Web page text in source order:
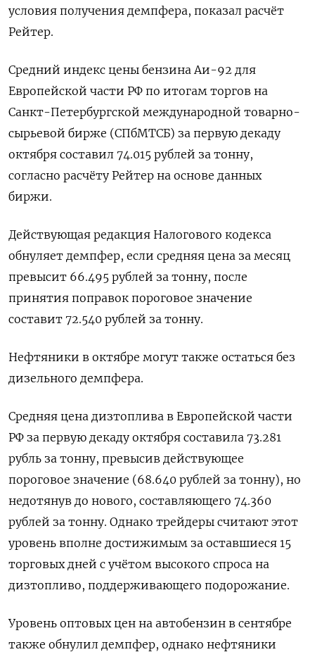
условия получения демпфера, показал расчёт
Рейтер.
Средний индекс цены бензина Аи-92 для
Европейской части РФ по итогам торгов на
Санкт-Петербургской международной товарно-
сырьевой бирже (СПбМТСБ) за первую декаду
октября составил 74.015 рублей за тонну,
согласно расчёту Рейтер на основе данных
биржи.
Действующая редакция Налогового кодекса
обнуляет демпфер, если средняя цена за месяц
превысит 66.495 рублей за тонну, после
принятия поправок пороговое значение
составит 72.540 рублей за тонну.
Нефтяники в октябре могут также остаться без
дизельного демпфера.
Средняя цена дизтоплива в Европейской части
РФ за первую декаду октября составила 73.281
рубль за тонну, превысив действующее
пороговое значение (68.640 рублей за тонну), но
недотянув до нового, составляющего 74.360
рублей за тонну. Однако трейдеры считают этот
уровень вполне достижимым за оставшиеся 15
торговых дней с учётом высокого спроса на
дизтопливо, поддерживающего подорожание.
Уровень оптовых цен на автобензин в сентябре
также обнулил демпфер, однако нефтяники